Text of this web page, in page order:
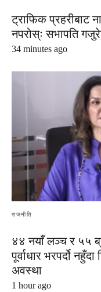
ट्राफिक प्रहरीबाट
नपरोस्ः सभापति
34 minutes ago
राजनीति
४४ नयाँ लञ्च र ५५
पूर्वाधार भरपर्दो
अवस्था
1 hour ago